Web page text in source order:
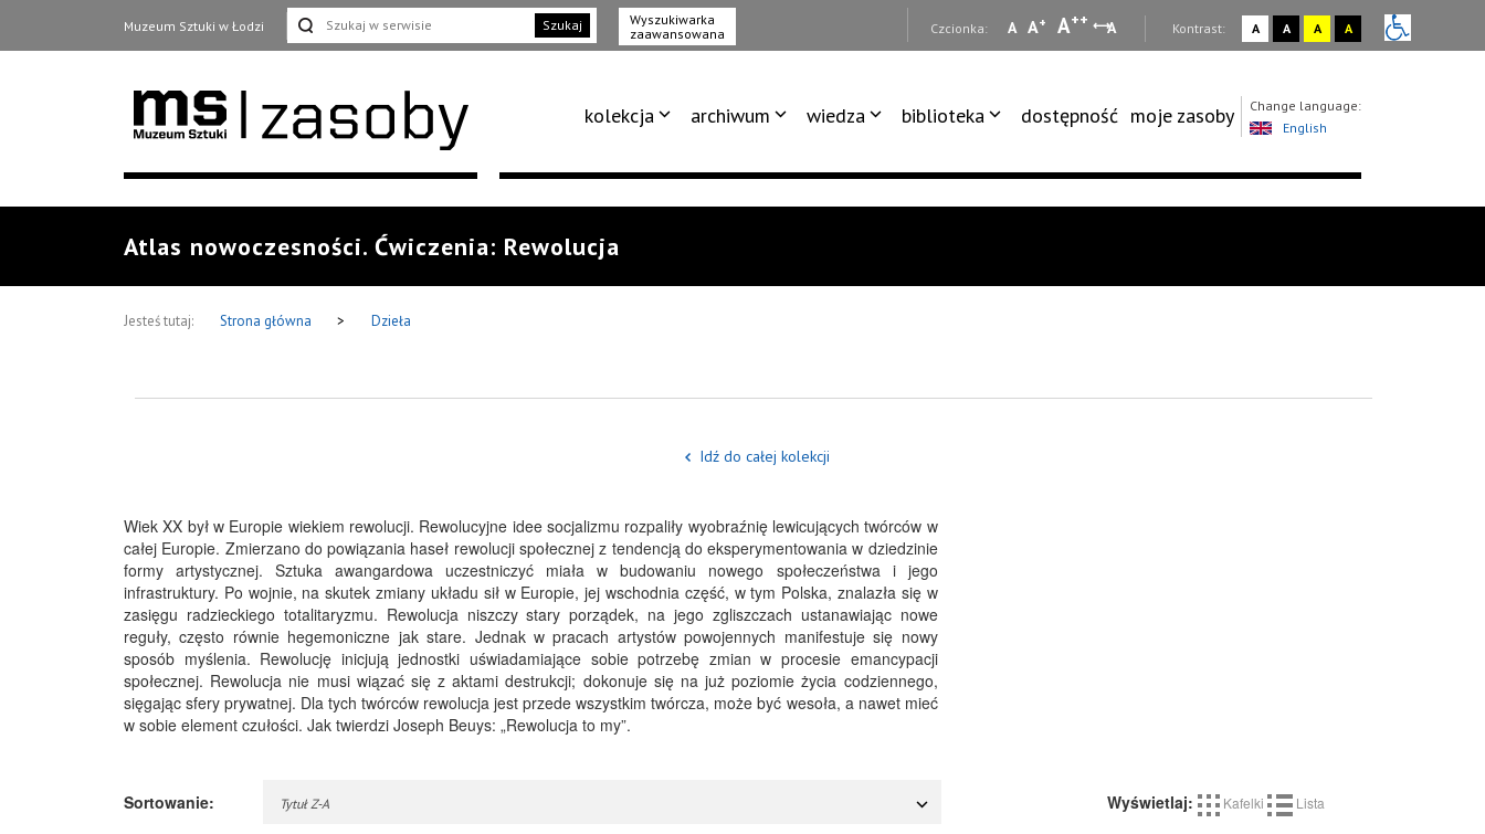
Muzeum Sztuki w Łodzi Szukaj
Wyszukiwarka
zaawansowana
Czcionka: A A+ A++ A Kontrast: A A A A
kolekcja archiwum wiedza biblioteka dostępność moje zasoby
Change language:
English
Atlas nowoczesności. Ćwiczenia: Rewolucja
Jesteś tutaj: Strona główna > Dzieła
Idź do całej kolekcji
Wiek XX był w Europie wiekiem rewolucji. Rewolucyjne idee socjalizmu rozpaliły wyobraźnię lewicujących twórców w
całej Europie. Zmierzano do powiązania haseł rewolucji społecznej z tendencją do eksperymentowania w dziedzinie
formy artystycznej. Sztuka awangardowa uczestniczyć miała w budowaniu nowego społeczeństwa i jego
infrastruktury. Po wojnie, na skutek zmiany układu sił w Europie, jej wschodnia część, w tym Polska, znalazła się w
zasięgu radzieckiego totalitaryzmu. Rewolucja niszczy stary porządek, na jego zgliszczach ustanawiając nowe
reguły, często równie hegemoniczne jak stare. Jednak w pracach artystów powojennych manifestuje się nowy
sposób myślenia. Rewolucję inicjują jednostki uświadamiające sobie potrzebę zmian w procesie emancypacji
społecznej. Rewolucja nie musi wiązać się z aktami destrukcji; dokonuje się na już poziomie życia codziennego,
sięgając sfery prywatnej. Dla tych twórców rewolucja jest przede wszystkim twórcza, może być wesoła, a nawet mieć
w sobie element czułości. Jak twierdzi Joseph Beuys: „Rewolucja to my”.
Sortowanie: Tytuł Z-A Wyświetlaj: Kafelki Lista